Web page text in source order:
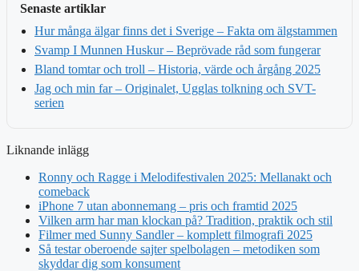
Senaste artiklar
Hur många älgar finns det i Sverige – Fakta om älgstammen
Svamp I Munnen Huskur – Beprövade råd som fungerar
Bland tomtar och troll – Historia, värde och årgång 2025
Jag och min far – Originalet, Ugglas tolkning och SVT-
serien
Liknande inlägg
Ronny och Ragge i Melodifestivalen 2025: Mellanakt och
comeback
iPhone 7 utan abonnemang – pris och framtid 2025
Vilken arm har man klockan på? Tradition, praktik och stil
Filmer med Sunny Sandler – komplett filmografi 2025
Så testar oberoende sajter spelbolagen – metodiken som
skyddar dig som konsument